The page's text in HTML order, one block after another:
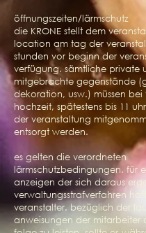
öffnungszeiten/lärmschutz
die KRONE stellt dem
location am tag der
stunden vor beginn der
verfügung. sämtliche private
mitgebrachte gegenstände
dekoration, usw.) müssen bei
hochzeit, spätestens bis 11
der veranstaltung
entsorgt werden.
es gelten die verordneten
lärmschutzbedingungen. für
anzeigen der sich daraus
verwaltungsstrafverfahren
veranstalter. bezüglich der
anweisungen der mitarbeiter